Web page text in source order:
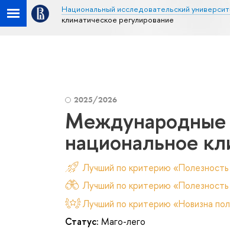
Национальный исследовательский
климатическое регулирование
2025/2026
Международные
национальное
Лучший по критерию
Лучший по критерию «Полезность
Лучший по критерию «Новизна
Статус: Маго-лего